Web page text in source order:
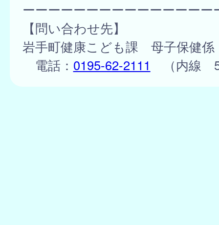
ーーーーーーーーーーーーーーー
【問い合わせ先】
岩手町健康こども課 母子保健係
電話： 0195-62-2111 （内線